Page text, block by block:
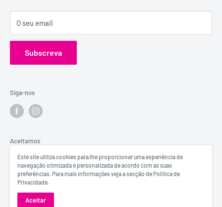
Visita o Blog de Sexo e Amor da Erosfarma.
Catálogos
O seu email
Subscreva
© Erosfarma
Powered byBeeSearch & DigitalFullBox
Siga-nos
Aceitamos
Este site utiliza cookies para lhe proporcionar uma experiência de
navegação otimizada e personalizada de acordo com as suas
preferências. Para mais informações veja a secção de Política de
Privacidade.
Aceitar